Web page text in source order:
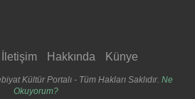
İletişim Hakkında Künye
Kültür Portalı - Tüm Hakları Saklıdır. Ne
Okuyorum?